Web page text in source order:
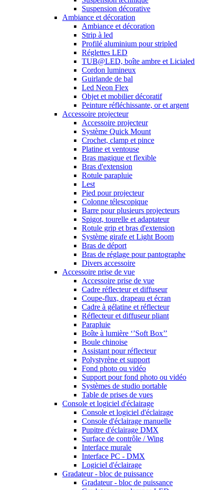
Suspension décorative
Ambiance et décoration
Ambiance et décoration
Strip à led
Profilé aluminium pour stripled
Réglettes LED
TUB@LED, boîte ambre et Licialed
Cordon lumineux
Guirlande de bal
Led Neon Flex
Objet et mobilier décoratif
Peinture réfléchissante, or et argent
Accessoire projecteur
Accessoire projecteur
Système Quick Mount
Crochet, clamp et pince
Platine et ventouse
Bras magique et flexible
Bras d'extension
Rotule parapluie
Lest
Pied pour projecteur
Colonne télescopique
Barre pour plusieurs projecteurs
Spigot, tourelle et adaptateur
Rotule grip et bras d'extension
Système girafe et Light Boom
Bras de déport
Bras de réglage pour pantographe
Divers accessoire
Accessoire prise de vue
Accessoire prise de vue
Cadre réflecteur et diffuseur
Coupe-flux, drapeau et écran
Cadre à gélatine et réflecteur
Réflecteur et diffuseur pliant
Parapluie
Boîte à lumière ‘’Soft Box’’
Boule chinoise
Assistant pour réflecteur
Polystyrène et support
Fond photo ou vidéo
Support pour fond photo ou vidéo
Systèmes de studio portable
Table de prises de vues
Console et logiciel d'éclairage
Console et logiciel d'éclairage
Console d'éclairage manuelle
Pupitre d'éclairage DMX
Surface de contrôle / Wing
Interface murale
Interface PC - DMX
Logiciel d'éclairage
Gradateur - bloc de puissance
Gradateur - bloc de puissance